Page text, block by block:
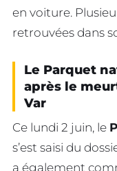
en voiture.
retrouvées dans
Le Parquet
après le
Var
Ce lundi 2 juin, le
s’est saisi du
a également